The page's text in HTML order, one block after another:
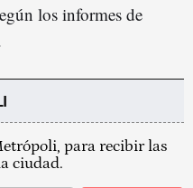
los informes de
para recibir las
ciudad.